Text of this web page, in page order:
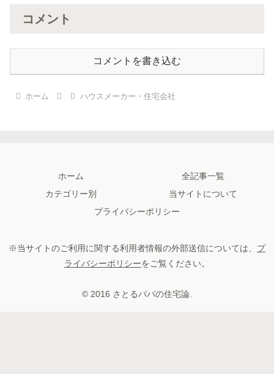
コメント
コメントを書き込む
ホーム ハウスメーカー・住宅会社
ホーム
全記事一覧
カテゴリー別
当サイトについて
プライバシーポリシー
※当サイトのご利用に関する利用者情報の外部送信については、 プ
ライバシーポリシーをご覧ください。
© 2016 さとるパパの住宅論.